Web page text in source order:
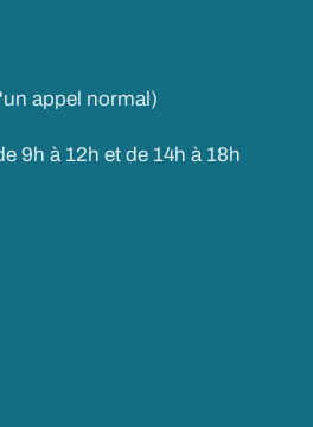
appel normal)
9h à 12h et de 14h à 18h